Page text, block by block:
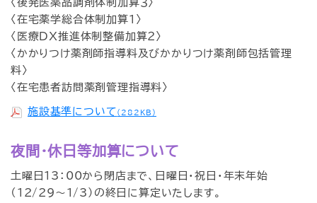
〈後発医薬品調剤体制加算３〉
〈在宅薬学総合体制加算１〉
〈医療DX推進体制整備加算２〉
〈かかりつけ薬剤師指導料及びかかりつけ薬剤師包括管理
料〉
〈在宅患者訪問薬剤管理指導料〉
施設基準について （282KB）
夜間・休日等加算について
土曜日13：00から閉店まで、日曜日・祝日・年末年始
（12/29～1/3）の終日に算定いたします。